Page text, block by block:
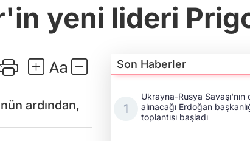
yeni lideri
ardından,
Son Haberler
Ukrayna-Rusya Savaşı'nın
alınacağı Erdoğan
toplantısı başladı